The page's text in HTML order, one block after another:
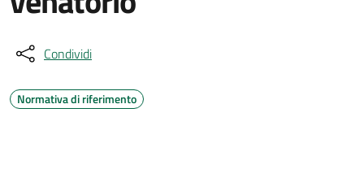
Condividi
Normativa di riferimento